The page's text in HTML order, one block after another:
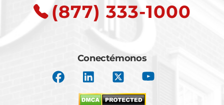
(877) 333-1000
Conectémonos